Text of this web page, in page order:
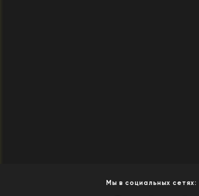
Мы в социальных сетях: